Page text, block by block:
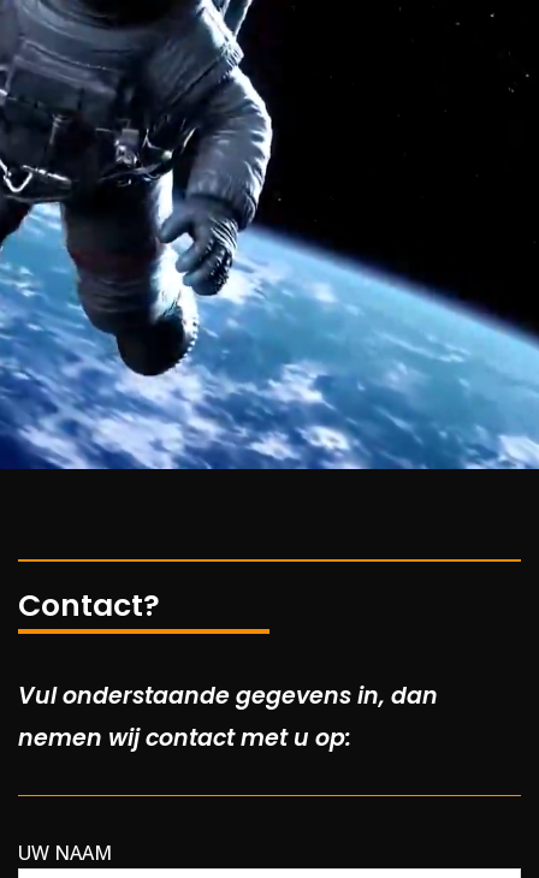
Contact?
Vul onderstaande gegevens in, dan
nemen wij contact met u op:
UW NAAM